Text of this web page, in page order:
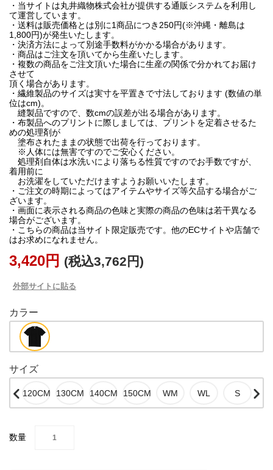
・当サイトは丸井織物株式会社が提供する通販システムを利用し
て運営しています。
・送料は販売価格とは別に1商品につき250円(※沖縄・離島は
1,800円)が発生いたします。
・決済方法によって別途手数料がかかる場合があります。
・商品はご注文を頂いてから生産いたします。
・複数の商品をご注文頂いた場合に生産の関係で分かれてお届け
させて
頂く場合があります。
・繊維製品のサイズは実寸を平置きで寸法しております (数値の単
位はcm)。
縫製品ですので、数cmの誤差が出る場合があります。
・布製品へのプリントに際しましては、プリントを定着させるた
めの処理剤が
塗布されたままの状態で出荷を行っております。
※人体には無害ですのでご安心ください。
処理剤自体は水洗いにより落ちる性質ですのでお手数ですが、
着用前に
お洗濯をしていただけますようお願いいたします。
・ご注文の時期によってはアイテムやサイズ等欠品する場合がご
ざいます。
・画面に表示される商品の色味と実際の商品の色味は若干異なる
場合がございます。
・こちらの商品は当サイト限定販売です。他のECサイトや店舗で
はお求めになれません。
3,420円 (税込3,762円)
外部サイトに貼る
カラー
サイズ
数量